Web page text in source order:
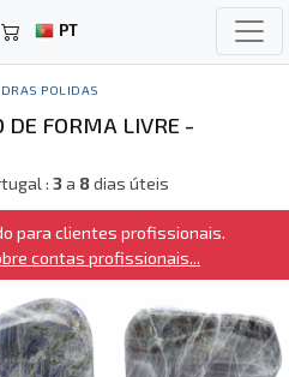
PT
POLIDAS
DE FORMA LIVRE -
: 3a 8dias úteis
para clientes profissionais.
contas profissionais...